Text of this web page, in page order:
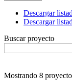
Descargar
Descargar
Buscar proyecto
Mostrando 8